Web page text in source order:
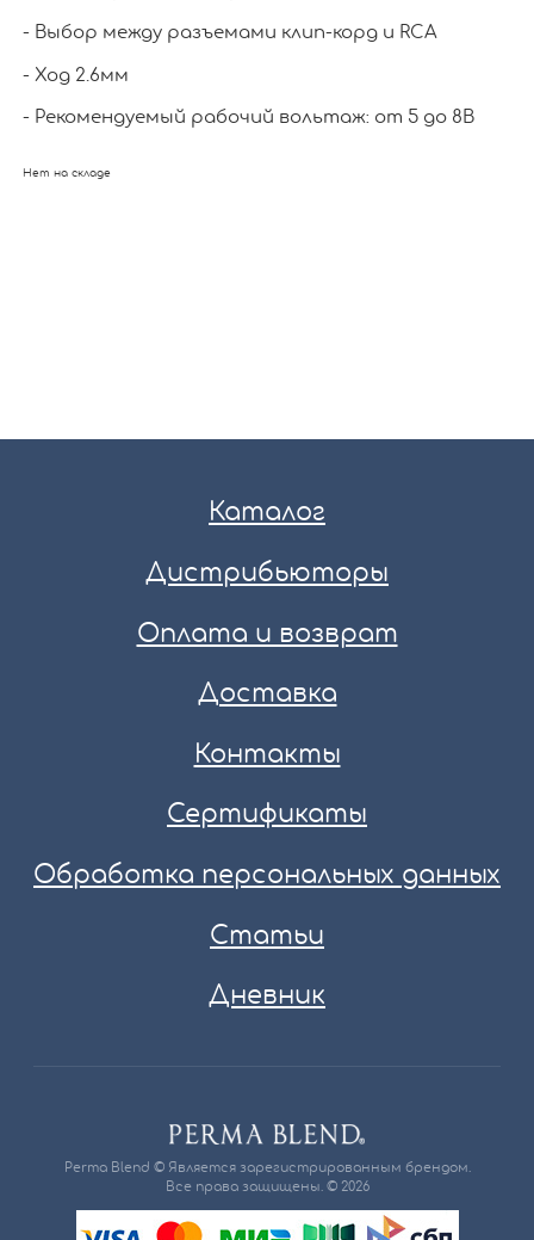
- Выбор между разъемами клип-корд и RCA
- Ход 2.6мм
- Рекомендуемый рабочий вольтаж: от 5 до 8В
Нет на складе
Каталог
Дистрибьюторы
Оплата и возврат
Доставка
Контакты
Сертификаты
Обработка персональных данных
Статьи
Дневник
Perma Blend © Является зарегистрированным брендом.
Все права защищены. © 2026